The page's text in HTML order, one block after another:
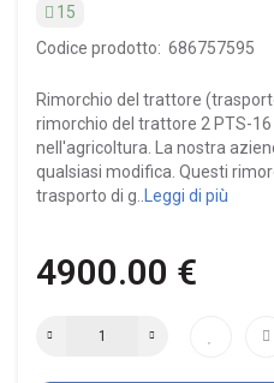
15
Codice prodotto: 686757595
Rimorchio del trattore
rimorchio del trattore 2 PTS-
nell'agricoltura. La nostra
qualsiasi modifica. Questi
trasporto di g..
Leggi di più
4900.00 €